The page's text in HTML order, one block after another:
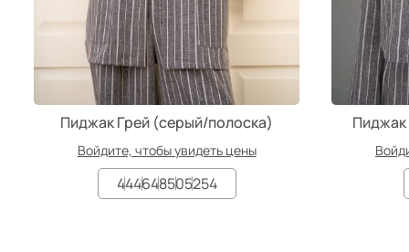
Пиджак Грей (серый/полоска)
Войдите, чтобы увидеть цены
444648505254